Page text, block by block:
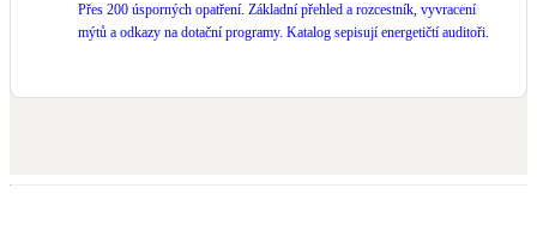
Přes 200 úsporných opatření. Základní přehled a rozcestník, vyvracení
mýtů a odkazy na dotační programy. Katalog sepisují energetičtí auditoři.